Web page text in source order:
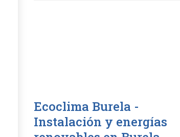
Ecoclima Burela -
Instalación y energías